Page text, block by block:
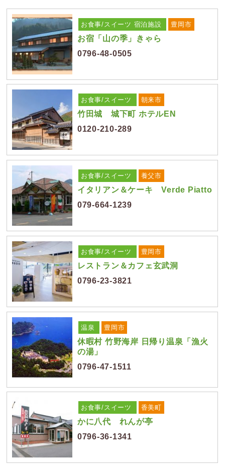
お食事/スイーツ 宿泊施設 豊岡市
お宿「山の季」きゃら
0796-48-0505
お食事/スイーツ 朝来市
竹田城 城下町 ホテルEN
0120-210-289
お食事/スイーツ 養父市
イタリアン＆ケーキ Verde Piatto
079-664-1239
お食事/スイーツ 豊岡市
レストラン＆カフェ玄武洞
0796-23-3821
温泉 豊岡市
休暇村 竹野海岸 日帰り温泉「漁火
の湯」
0796-47-1511
お食事/スイーツ 香美町
かに八代 れんが亭
0796-36-1341